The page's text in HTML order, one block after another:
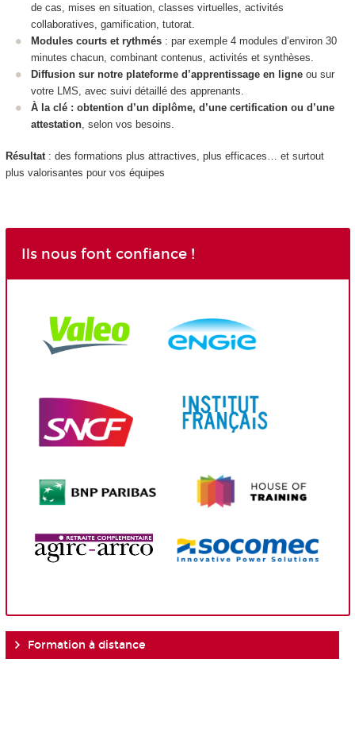
de cas, mises en situation, classes virtuelles, activités
collaboratives, gamification, tutorat.
Modules courts et rythmés : par exemple 4 modules d’environ 30
minutes chacun, combinant contenus, activités et synthèses.
Diffusion sur notre plateforme d’apprentissage en ligne ou sur
votre LMS, avec suivi détaillé des apprenants.
À la clé : obtention d’un diplôme, d’une certification ou d’une
attestation , selon vos besoins.
Résultat: des formations plus attractives, plus efficaces… et surtout
plus valorisantes pour vos équipes
Ils nous font confiance !
Formation à distance